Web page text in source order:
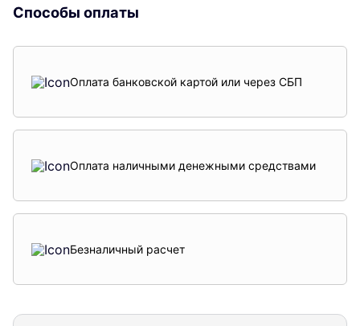
Способы оплаты
Оплата банковской картой или через СБП
Оплата наличными денежными средствами
Безналичный расчет